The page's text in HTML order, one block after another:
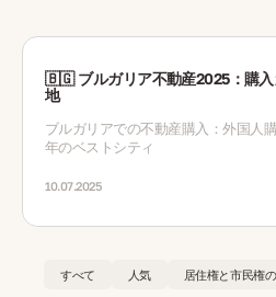
🇧🇬 ブルガリア不動産2025：購入
地
ブルガリアでの不動産購入：外国人
年のベストシティ
10.07.2025
すべて 人気 居住権と市民権